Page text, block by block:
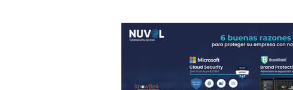
Capacitación Seguridad Informática
Soluciones Ciberseguridad